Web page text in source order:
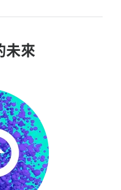
未來